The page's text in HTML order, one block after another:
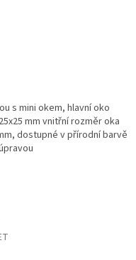
s mini okem, hlavní oko
mm vnitřní rozměr oka
dostupné v přírodní barvě